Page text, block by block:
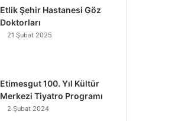
Etlik Şehir Hastanesi Göz
Doktorları
21 Şubat 2025
Etimesgut 100. Yıl Kültür
Merkezi Tiyatro Programı
2 Şubat 2024